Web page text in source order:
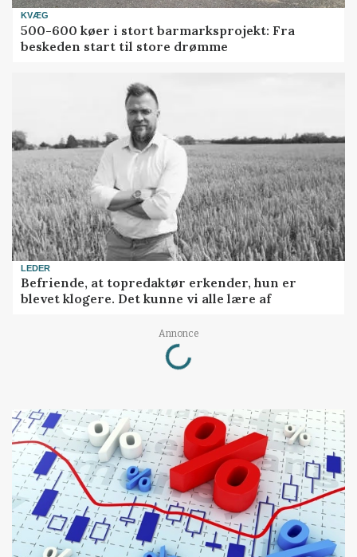
KVÆG
500-600 køer i stort barmarksprojekt: Fra
beskeden start til store drømme
LEDER
Befriende, at topredaktør erkender, hun er
blevet klogere. Det kunne vi alle lære af
Annonce
Loading...